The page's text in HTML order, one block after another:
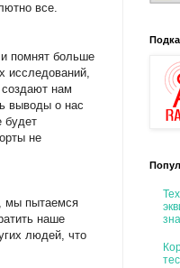
все.
помнят больше
исследований,
нам
выводы о нас
будет
не
мы пытаемся
наше
людей, что